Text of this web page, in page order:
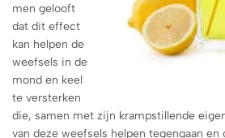
men gelooft
dat dit effect
kan helpen de
weefsels in de
mond en keel
te versterken
die, samen met zijn krampstillende
van deze weefsels helpen tegengaan en